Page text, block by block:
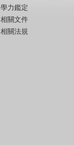
學力鑑定
相關文件
相關法規